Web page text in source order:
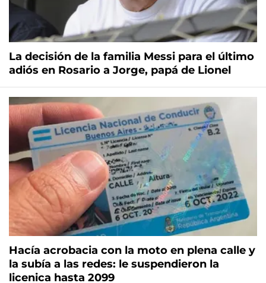
La decisión de la familia Messi para el último
adiós en Rosario a Jorge, papá de Lionel
Hacía acrobacia con la moto en plena calle y
la subía a las redes: le suspendieron la
licenica hasta 2099